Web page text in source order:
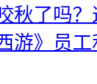
秋了吗
游》员